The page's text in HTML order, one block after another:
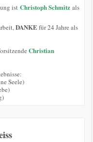
ist Christoph Schmitzals
DANKEfür 24 Jahre als
Christian
Seele)